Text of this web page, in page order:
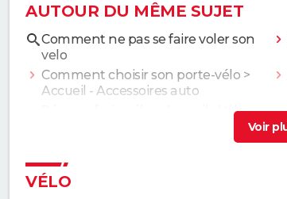
AUTOUR DU MÊME SUJET
Comment ne pas se faire voler son
velo
Comment choisir son porte-vélo >
Accueil - Accessoires auto
> Accueil - Vélo
VÉLO